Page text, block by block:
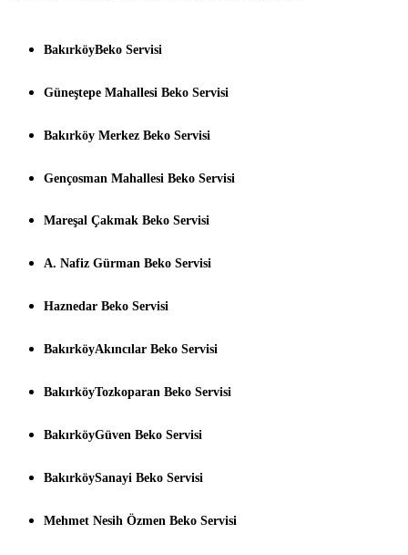
BakırköyBeko Servisi
Güneştepe Mahallesi Beko Servisi
Bakırköy Merkez Beko Servisi
Gençosman Mahallesi Beko Servisi
Mareşal Çakmak Beko Servisi
A. Nafiz Gürman Beko Servisi
Haznedar Beko Servisi
BakırköyAkıncılar Beko Servisi
BakırköyTozkoparan Beko Servisi
BakırköyGüven Beko Servisi
BakırköySanayi Beko Servisi
Mehmet Nesih Özmen Beko Servisi